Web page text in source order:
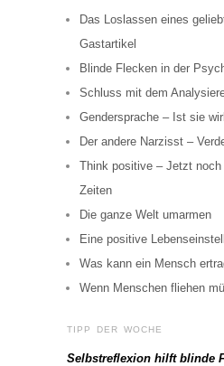
Das Loslassen eines
Gastartikel
Blinde Flecken in der
Schluss mit dem
Gendersprache – Ist sie
Der andere Narzisst –
Think positive – Jetzt
Zeiten
Die ganze Welt umarmen
Eine positive
Was kann ein Mensch
Wenn Menschen fliehen
TIPP DER WOCHE
Selbstreflexion hilft blinde